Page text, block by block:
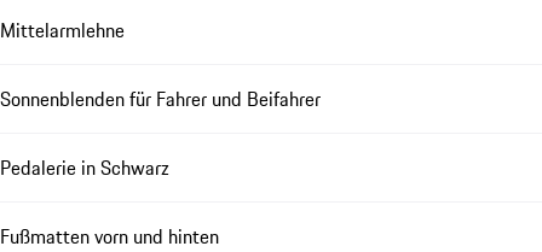
Mittelarmlehne
Sonnenblenden für Fahrer und Beifahrer
Pedalerie in Schwarz
Fußmatten vorn und hinten